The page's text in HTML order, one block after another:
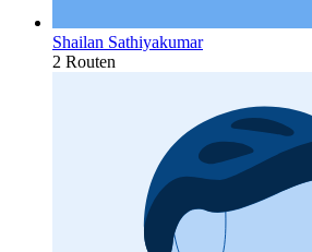
Shailan Sathiyakumar
2 Routen